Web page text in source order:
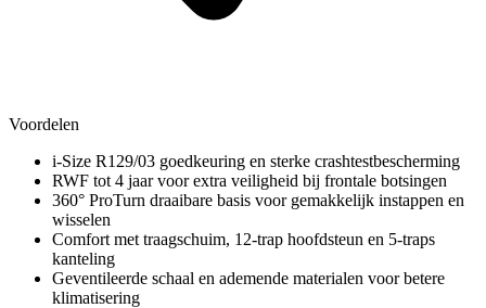
Voordelen
i‑Size R129/03 goedkeuring en sterke crashtestbescherming
RWF tot 4 jaar voor extra veiligheid bij frontale botsingen
360° ProTurn draaibare basis voor gemakkelijk instappen en
wisselen
Comfort met traagschuim, 12‑trap hoofdsteun en 5‑traps
kanteling
Geventileerde schaal en ademende materialen voor betere
klimatisering